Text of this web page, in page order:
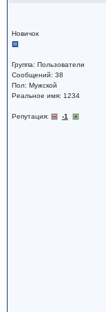
Новичок
Группа: Пользователи
Сообщений: 38
Пол: Мужской
Реальное имя: 1234
Репутация: -1